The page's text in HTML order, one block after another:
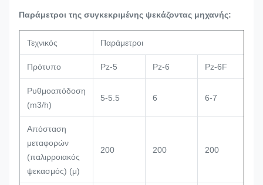
Παράμετροι της συγκεκριμένης ψεκάζοντας μηχανής:
Τεχνικός Παράμετροι
Πρότυπο Pz-5 Pz-6 Pz-6F
Ρυθμοαπόδοση
(m3/h)
5-5.5 6 6-7
Απόσταση
μεταφορών
(παλιρροιακός
ψεκασμός) (μ)
200 200 200